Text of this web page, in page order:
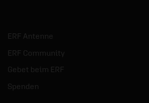
ERF Antenne
ERF Community
Gebet beim ERF
Spenden